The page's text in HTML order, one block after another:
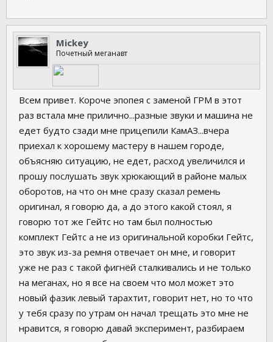
Mickey
Почетный меганавт
Всем привет. Короче эпопея с заменой ГРМ в этот
раз встала мне прилично...разные звуки и машина не
едет будто сзади мне прицепили КамАЗ...вчера
приехал к хорошему мастеру в нашем городе,
объясняю ситуацию, не едет, расход увеличился и
прошу послушать звук хрюкающий в районе малых
оборотов, на что он мне сразу сказал ремень
оригинал, я говорю да, а до этого какой стоял, я
говорю тот же Гейтс но там был полностью
комплект Гейтс а не из оригинальной коробки Гейтс,
это звук из-за ремня отвечает он мне, и говорит
уже не раз с такой фигнёй сталкивались и не только
на меганах, но я все на своем что мол может это
новый фазик левый тарахтит, говорит нет, но то что
у тебя сразу по утрам он начал трещать это мне не
нравится, я говорю давай эксперимент, разбираем